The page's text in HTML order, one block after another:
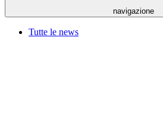
navigazione
Tutte le news